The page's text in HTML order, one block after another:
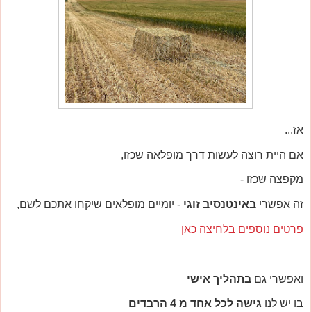
אז...
אם היית רוצה לעשות דרך מופלאה שכזו,
מקפצה שכזו -
זה אפשרי באינטנסיב זוגי - יומיים מופלאים שיקחו אתכם לשם,
פרטים נוספים בלחיצה כאן
ואפשרי גם בתהליך אישי
בו יש לנו גישה לכל אחד מ 4 הרבדים